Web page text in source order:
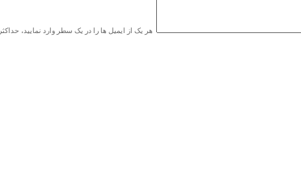
هر یک از ایمیل ها را در یک سطر وارد نمایید، حداکثر ۲۰ آدرس